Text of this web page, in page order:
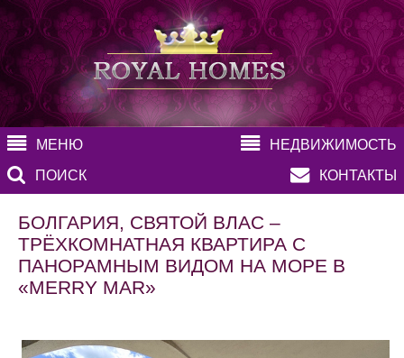
МЕНЮ
НЕДВИЖИМОСТЬ
ПОИСК
КОНТАКТЫ
БОЛГАРИЯ, СВЯТОЙ ВЛАС –
ТРЁХКОМНАТНАЯ КВАРТИРА С
ПАНОРАМНЫМ ВИДОМ НА МОРЕ В
«MERRY MAR»